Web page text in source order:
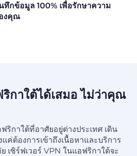
ทึกข้อมูล 100% เพื่อรักษาความ
งคุณ
กาใต้ได้เสมอ ไม่ว่าคุณ
ริกาใต้ที่อาศัยอยู่ต่างประเทศ เดิน
แค่ต้องการเข้าถึงเนื้อหาและบริการ
เซิร์ฟเวอร์ VPN ในแอฟริกาใต้จะ